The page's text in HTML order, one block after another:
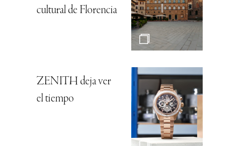
cultural de Florencia
ZENITH deja ver
el tiempo